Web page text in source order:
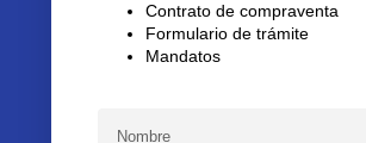
Contrato de compraventa
Formulario de trámite
Mandatos